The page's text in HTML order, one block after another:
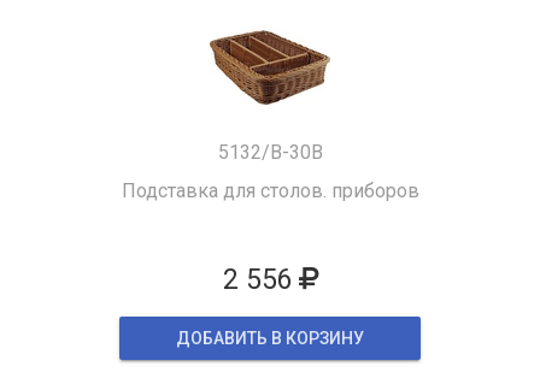
5132/B-30B
Подставка для столов. приборов
2 556
ДОБАВИТЬ В КОРЗИНУ